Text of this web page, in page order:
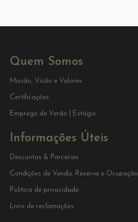
Quem Somos
Missão, Visão e Valores
Certificações
Emprego de Verão | Estágio
Informações Úteis
Descontos & Parcerias
Condições de Venda, Reserva e Ocupação
Política de privacidade
Livro de reclamações